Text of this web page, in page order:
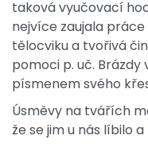
taková vyučovací
nejvíce zaujala
tělocviku a tvořivá
pomoci p. uč.
písmenem svého
Úsměvy na tvářích
že se jim u nás líbilo